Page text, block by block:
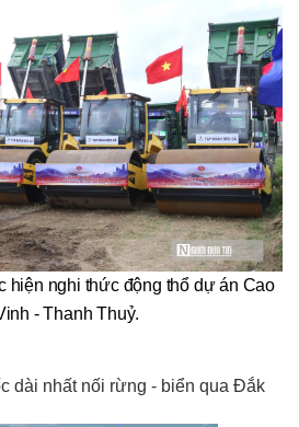
hiện nghi thức động thổ dự án Cao
- Thanh Thuỷ.
dài nhất nối rừng - biển qua Đắk